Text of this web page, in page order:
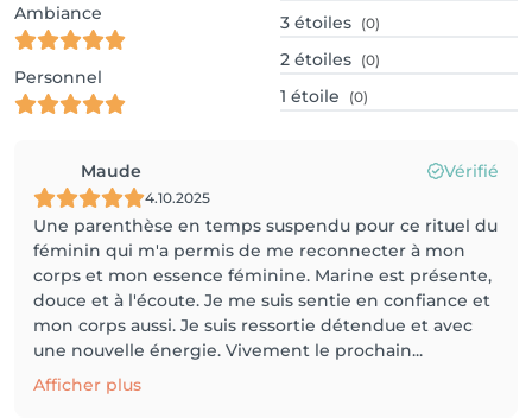
Ambiance
Personnel
3 étoiles (0)
2 étoiles (0)
1 étoile (0)
Maude Vérifié
4.10.2025
Une parenthèse en temps suspendu pour ce rituel du
féminin qui m'a permis de me reconnecter à mon
corps et mon essence féminine. Marine est présente,
douce et à l'écoute. Je me suis sentie en confiance et
mon corps aussi. Je suis ressortie détendue et avec
une nouvelle énergie. Vivement le prochain...
Afficher plus